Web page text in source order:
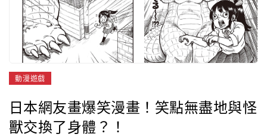
動漫遊戲
日本網友畫爆笑漫畫！笑點無盡地與怪
獸交換了身體？！